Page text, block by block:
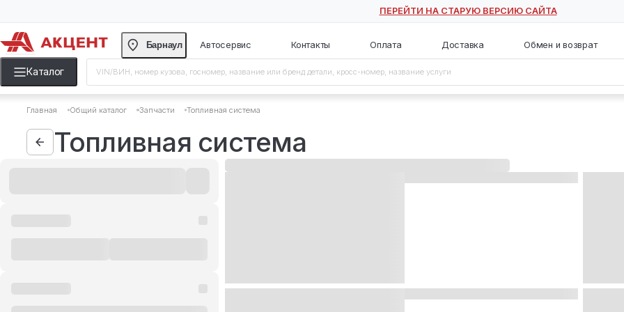
ПЕРЕЙТИ НА СТАРУЮ
Барнаул Автосервис Контакты Оплата Доставка
Каталог
Главная Общий каталог Запчасти Топливная система
Топливная система